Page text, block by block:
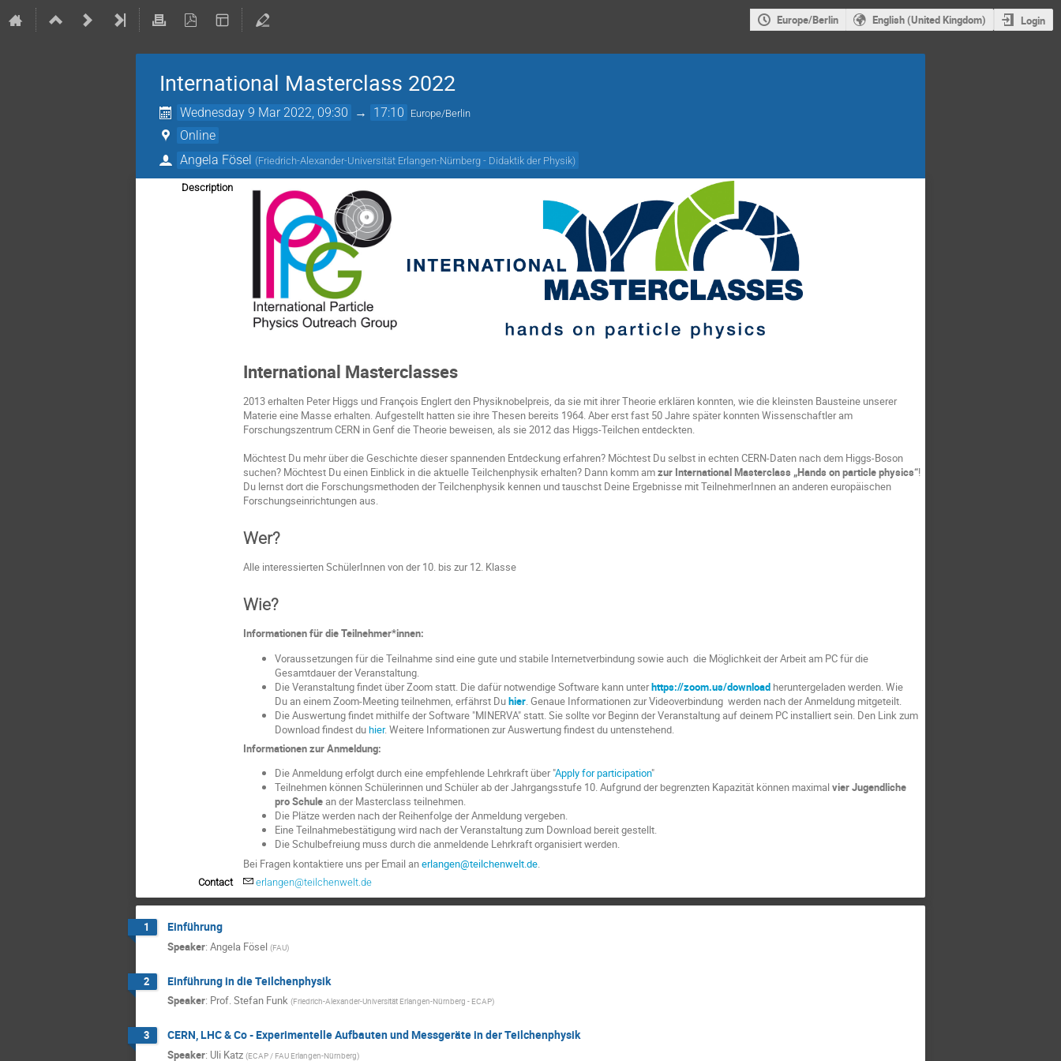
Europe/Berlin English (United Kingdom) Login
International Masterclass 2022
Wednesday 9 Mar 2022, 09:30 → 17:10 Europe/Berlin
Online
Angela Fösel (Friedrich-Alexander-Universität Erlangen-Nürnberg - Didaktik der Physik)
Description
International Masterclasses
2013 erhalten Peter Higgs und François Englert den Physiknobelpreis, da sie mit ihrer Theorie erklären konnten, wie die kleinsten Bausteine unserer
Materie eine Masse erhalten. Aufgestellt hatten sie ihre Thesen bereits 1964. Aber erst fast 50 Jahre später konnten Wissenschaftler am
Forschungszentrum CERN in Genf die Theorie beweisen, als sie 2012 das Higgs-Teilchen entdeckten.
Möchtest Du mehr über die Geschichte dieser spannenden Entdeckung erfahren? Möchtest Du selbst in echten CERN-Daten nach dem Higgs-Boson
suchen? Möchtest Du einen Einblick in die aktuelle Teilchenphysik erhalten? Dann komm amzur International Masterclass „Hands on particle physics“!
Du lernst dort die Forschungsmethoden der Teilchenphysik kennen und tauschst Deine Ergebnisse mit TeilnehmerInnen an anderen europäischen
Forschungseinrichtungen aus.
Wer?
Alle interessierten SchülerInnen von der 10. bis zur 12. Klasse
Wie?
Informationen für die Teilnehmer*innen:
Voraussetzungen für die Teilnahme sind eine gute und stabile Internetverbindung sowie auch die Möglichkeit der Arbeit am PC für die
Gesamtdauer der Veranstaltung.
Die Veranstaltung findet über Zoom statt. Die dafür notwendige Software kann unterhttps://zoom.us/downloadheruntergeladen werden. Wie
Du an einem Zoom-Meeting teilnehmen, erfährst Duhier. Genaue Informationen zur Videoverbindung werden nach der Anmeldung mitgeteilt.
Die Auswertung findet mithilfe der Software "MINERVA" statt. Sie sollte vor Beginn der Veranstaltung auf deinem PC installiert sein. Den Link zum
Download findest duhier. Weitere Informationen zur Auswertung findest du untenstehend.
Informationen zur Anmeldung:
Die Anmeldung erfolgt durch eine empfehlende Lehrkraft über "Apply for participation"
Teilnehmen können Schülerinnen und Schüler ab der Jahrgangsstufe 10. Aufgrund der begrenzten Kapazität können maximalvier Jugendliche
pro Schulean der Masterclass teilnehmen.
Die Plätze werden nach der Reihenfolge der Anmeldung vergeben.
Eine Teilnahmebestätigung wird nach der Veranstaltung zum Download bereit gestellt.
Die Schulbefreiung muss durch die anmeldende Lehrkraft organisiert werden.
Bei Fragen kontaktiere uns per Email anerlangen@teilchenwelt.de.
Contact erlangen@teilchenwelt.de
1 Einführung
Speaker: Angela Fösel (FAU)
2 Einführung in die Teilchenphysik
Speaker: Prof.Stefan Funk (Friedrich-Alexander-Universität Erlangen-Nürnberg - ECAP)
3 CERN, LHC & Co - Experimentelle Aufbauten und Messgeräte in der Teilchenphysik
Speaker: Uli Katz (ECAP / FAU Erlangen-Nürnberg)